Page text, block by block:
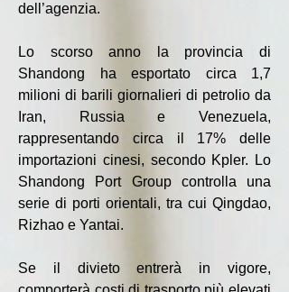
dell’agenzia.
Lo scorso anno la provincia di
Shandong ha esportato circa 1,7
milioni di barili giornalieri di petrolio da
Iran, Russia e Venezuela,
rappresentando circa il 17% delle
importazioni cinesi, secondo Kpler. Lo
Shandong Port Group controlla una
serie di porti orientali, tra cui Qingdao,
Rizhao e Yantai.
Se il divieto entrerà in vigore,